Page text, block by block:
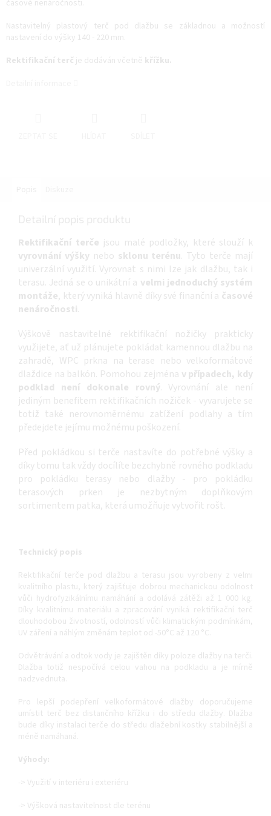
časové nenáročnosti.
Nastavitelný plastový terč pod dlažbu se základnou a možností
nastavení do výšky 140 - 220 mm.
Rektifikační terč je dodáván včetně křížku.
Rektifikační terče jsou malé podložky, které slouží k
vyrovnání výšky nebo sklonu terénu . Tyto terče mají
univerzální využití. Vyrovnat s nimi lze jak dlažbu, tak i
terasu. Jedná se o unikátní a velmi jednoduchý systém
montáže, který vyniká hlavně díky své finanční a časové
nenáročnosti
Výškově nastavitelné rektifikační nožičky prakticky
využijete, ať už plánujete pokládat kamennou dlažbu na
zahradě, WPC prkna na terase nebo velkoformátové
dlaždice na balkón. Pomohou zejména v případech, kdy
podklad není dokonale rovný. Vyrovnání ale není
jediným benefitem rektifikačních nožiček - vyvarujete se
totiž také nerovnoměrnému zatížení podlahy a tím
předejdete jejímu možnému poškození.
Před pokládkou si terče nastavíte do potřebné výšky a
díky tomu tak vždy docílíte bezchybně rovného podkladu
pro pokládku terasy nebo dlažby - pro pokládku
terasových prken je nezbytným doplňkovým
sortimentem patka, která umožňuje vytvořit rošt.
Technický popis
Rektifikační terče pod dlažbu a terasu jsou vyrobeny z velmi
kvalitního plastu, který zajišťuje dobrou mechanickou odolnost
vůči hydrofyzikálnímu namáhání a odolává zátěži až 1 000 kg.
Díky kvalitnímu materiálu a zpracování vyniká rektifikační terč
dlouhodobou životností, odolností vůči klimatickým podmínkám,
UV záření a náhlým změnám teplot od -50°C až 120 °C.
Odvětrávání a odtok vody je zajištěn díky poloze dlažby na terči.
Dlažba totiž nespočívá celou vahou na podkladu a je mírně
nadzvednuta.
Pro lepší podepření velkoformátové dlažby doporučujeme
umístit terč bez distančního křížku i do středu dlažby. Dlažba
bude díky instalaci terče do středu dlažební kostky stabilnější a
méně namáhaná.
Výhody:
-> Využití v interiéru i exteriéru
-> Výšková nastavitelnost dle terénu